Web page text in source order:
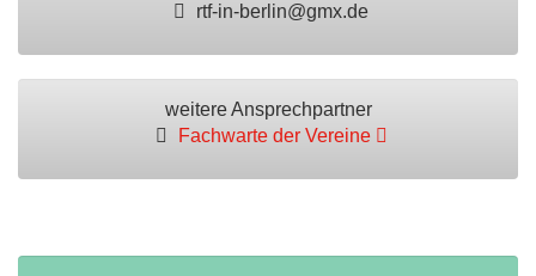
rtf-in-berlin@gmx.de
weitere Ansprechpartner
Fachwarte der Vereine